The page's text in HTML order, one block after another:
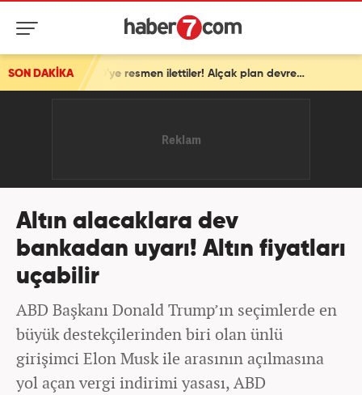
SON DAKİKA İsrail'den ortalığı karıştıracak Gazze kararı! ABD'ye resmen ilettiler! Alçak plan devrede
Altın alacaklara dev
bankadan uyarı! Altın fiyatları
uçabilir
ABD Başkanı Donald Trump’ın seçimlerde en
büyük destekçilerinden biri olan ünlü
girişimci Elon Musk ile arasının açılmasına
yol açan vergi indirimi yasası, ABD